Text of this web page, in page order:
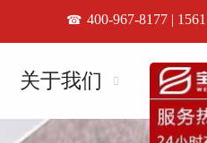
400-967-8177 |
关于我们 联系